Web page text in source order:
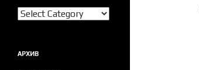
Категории
АРХИВ